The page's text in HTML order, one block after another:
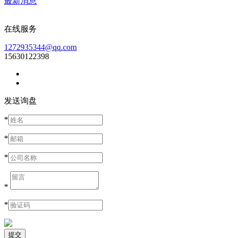
在线服务
1272935344@qq.com
15630122398
发送询盘
*
*
*
*
*